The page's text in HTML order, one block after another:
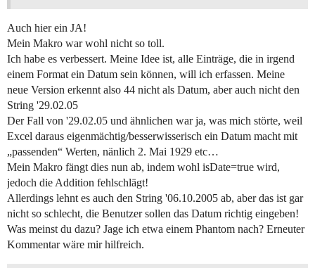
Auch hier ein JA!
Mein Makro war wohl nicht so toll.
Ich habe es verbessert. Meine Idee ist, alle Einträge, die in irgend
einem Format ein Datum sein können, will ich erfassen. Meine
neue Version erkennt also 44 nicht als Datum, aber auch nicht den
String '29.02.05
Der Fall von '29.02.05 und ähnlichen war ja, was mich störte, weil
Excel daraus eigenmächtig/besserwisserisch ein Datum macht mit
„passenden“ Werten, nänlich 2. Mai 1929 etc…
Mein Makro fängt dies nun ab, indem wohl isDate=true wird,
jedoch die Addition fehlschlägt!
Allerdings lehnt es auch den String '06.10.2005 ab, aber das ist gar
nicht so schlecht, die Benutzer sollen das Datum richtig eingeben!
Was meinst du dazu? Jage ich etwa einem Phantom nach? Erneuter
Kommentar wäre mir hilfreich.